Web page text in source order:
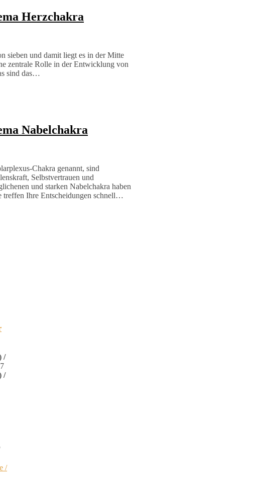
Herzchakra
sieben und damit liegt es in der Mitte
zentrale Rolle in der Entwicklung von
sind das…
Nabelchakra
Chakra genannt, sind
Selbstvertrauen und
und starken Nabelchakra haben
treffen Ihre Entscheidungen schnell…
/
/
/